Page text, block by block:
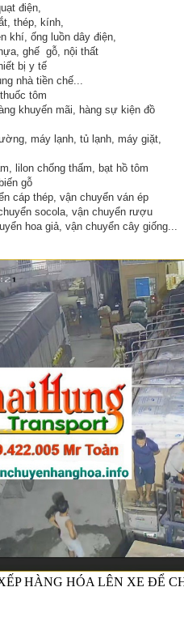
điện,
thép, kính,
khí, ống luồn dây điện,
ghế gỗ, nội thất
bị y tế
nhà tiền chế...
tôm
khuyến mãi, hàng sự kiện đồ
máy lạnh, tủ lạnh, máy giặt,
lilon chống thấm, bạt hồ tôm
gỗ
cáp thép, vận chuyển ván ép
socola, vận chuyển rượu
hoa giả, vận chuyển cây giống...
HÀNG HÓA LÊN XE ĐỂ